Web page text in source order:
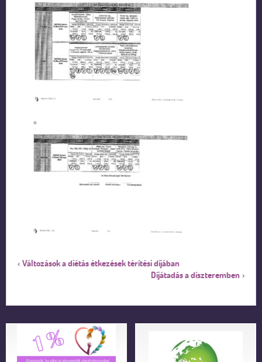
‹ Változások a diétás étkezések térítési díjában
Díjátadás a díszteremben ›